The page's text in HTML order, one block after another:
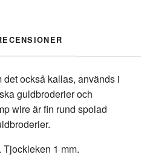
också kallas, används i
guldbroderier och
wire är fin rund spolad
Tjockleken 1 mm.